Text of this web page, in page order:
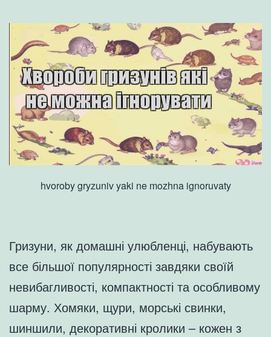
hvoroby gryzuniv yaki ne mozhna ignoruvaty
Гризуни, як домашні улюбленці, набувають
все більшої популярності завдяки своїй
невибагливості, компактності та особливому
шарму. Хомяки, щури, морські свинки,
шиншили, декоративні кролики – кожен з